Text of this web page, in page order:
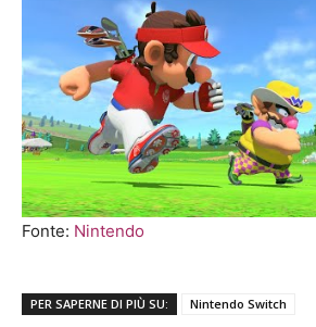
Fonte: Nintendo
PER SAPERNE DI PIÙ SU: Nintendo Switch